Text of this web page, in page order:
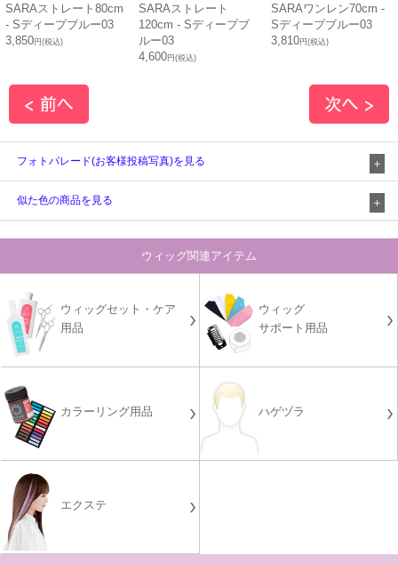
SARAストレート80cm
- Sディープブルー03
3,850円(税込)
SARAストレート
120cm - Sディープブ
ルー03
4,600円(税込)
SARAワンレン70cm -
Sディープブルー03
3,810円(税込)
フォトパレード(お客様投稿写真)を見る
似た色の商品を見る
ウィッグ関連アイテム
ウィッグセット・ケア
用品
ウィッグ
サポート用品
カラーリング用品 ハゲヅラ
エクステ